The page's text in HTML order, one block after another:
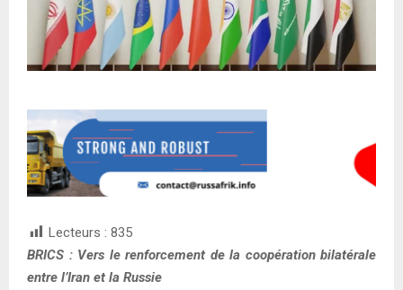
Lecteurs : 835
BRICS : Vers le renforcement de la coopération bilatérale
entre l’Iran et la Russie